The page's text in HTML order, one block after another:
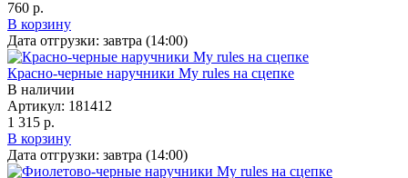
760 р.
В корзину
Дата отгрузки: завтра (14:00)
Красно-черные наручники My rules на сцепке
В наличии
Артикул: 181412
1 315 р.
В корзину
Дата отгрузки: завтра (14:00)